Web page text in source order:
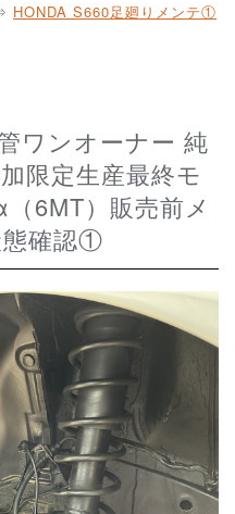
HONDA S660足廻りメンテ①
限定生産最終モ
6MT）販売前メ
態確認①